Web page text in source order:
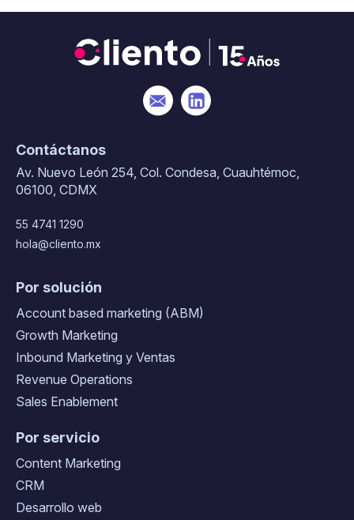
Contáctanos
Av. Nuevo León 254, Col. Condesa, Cuauhtémoc,
06100, CDMX
55 4741 1290
hola@cliento.mx
Por solución
Account based marketing (ABM)
Growth Marketing
Inbound Marketing y Ventas
Revenue Operations
Sales Enablement
Por servicio
Content Marketing
CRM
Desarrollo web